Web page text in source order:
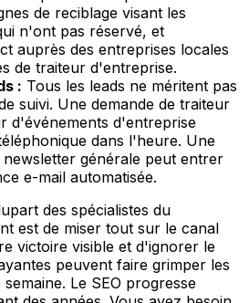
de reciblage visant les
n'ont pas réservé, et
auprès des entreprises locales
de traiteur d'entreprise.
: Tous les leads ne méritent pas
suivi. Une demande de traiteur
d'événements d'entreprise
dans l'heure. Une
générale peut entrer
e-mail automatisée.
des spécialistes du
est de miser tout sur le canal
victoire visible et d'ignorer le
peuvent faire grimper les
Le SEO progresse